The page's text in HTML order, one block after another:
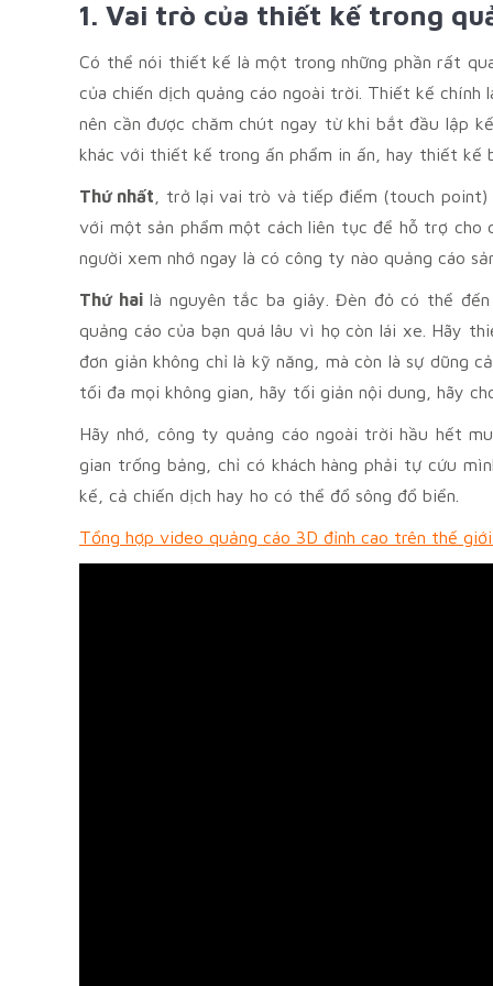
1. Vai trò của thiết kế trong
Có thể nói thiết kế là một trong những phần rất
của chiến dịch quảng cáo ngoài trời. Thiết kế
nên cần được chăm chút ngay từ khi bắt đầu lập
khác với thiết kế trong ấn phẩm in ấn, hay thiết kế
Thứ nhất , trở lại vai trò và tiếp điểm (touch point)
với một sản phẩm một cách liên tục để hỗ trợ cho
người xem nhớ ngay là có công ty nào quảng cáo
Thứ hailà nguyên tắc ba giây. Đèn đỏ có thể
quảng cáo của bạn quá lâu vì họ còn lái xe. Hãy
đơn giản không chỉ là kỹ năng, mà còn là sự dũng
tối đa mọi không gian, hãy tối giản nội dung, hãy
Hãy nhớ, công ty quảng cáo ngoài trời hầu hết
gian trống bảng, chỉ có khách hàng phải tự cứu
kế, cả chiến dịch hay ho có thể đổ sông đổ biển.
Tổng hợp video quảng cáo 3D đỉnh cao trên thế